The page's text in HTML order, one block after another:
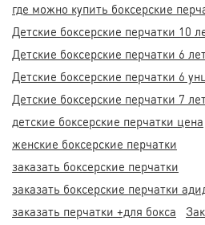
где можно купить боксерские
Детские боксерские перчатки 10
Детские боксерские перчатки 6
Детские боксерские перчатки 6
Детские боксерские перчатки 7
детские боксерские перчатки цена
женские боксерские перчатки
заказать боксерские перчатки
заказать боксерские перчатки
заказать перчатки +для бокса